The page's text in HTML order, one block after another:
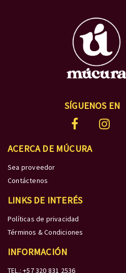
SÍGUENOS EN
ACERCA DE MÚCURA
Sea proveedor
Contáctenos
LINKS DE INTERÉS
Políticas de privacidad
Términos & Condiciones
INFORMACIÓN
TEL.: +57 320 831 2536